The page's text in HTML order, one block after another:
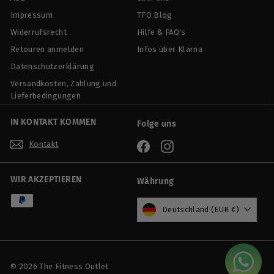
Impressum
Widerrufsrecht
Retouren anmelden
Datenschutzerklärung
Versandkosten, Zahlung und
Lieferbedingungen
TFO Blog
Hilfe & FAQ's
Infos über Klarna
IN KONTAKT KOMMEN
Kontakt
Folge uns
FacebookInstagram
WIR AKZEPTIEREN Währung
Deutschland (EUR €)
© 2026 The Fitness Outlet